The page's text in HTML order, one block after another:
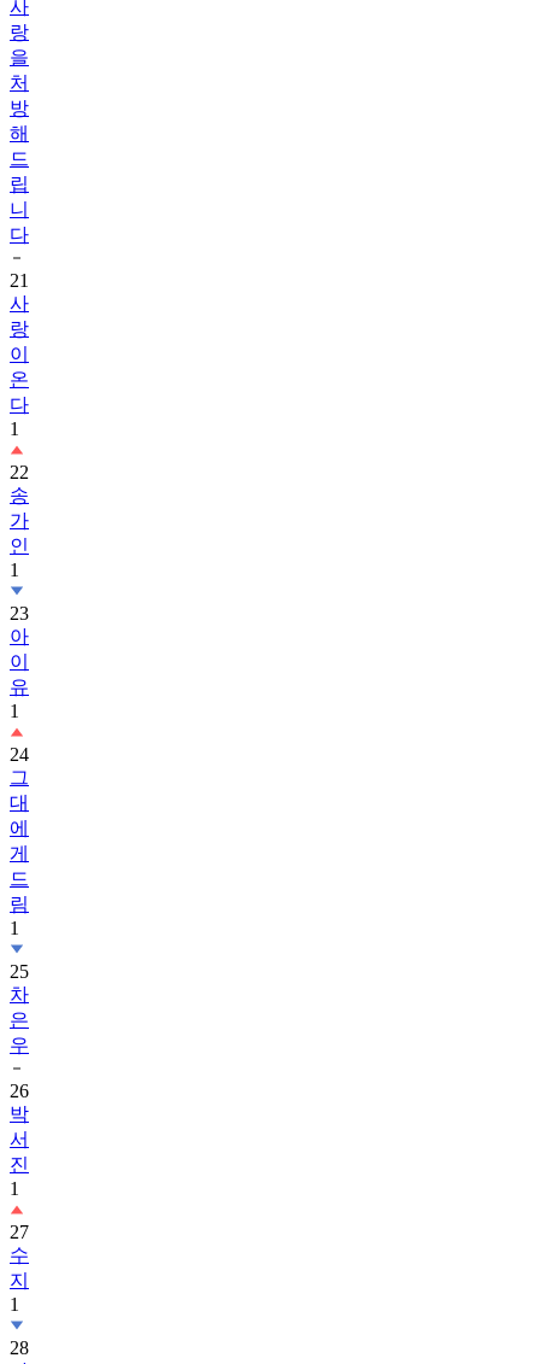
을
처
방
해
드
립
니
다
21
사
랑
이
온
다
1
22
송
가
인
1
23
아
이
유
1
24
그
대
에
게
드
림
1
25
차
은
우
26
박
서
진
1
27
수
지
1
28
가
족